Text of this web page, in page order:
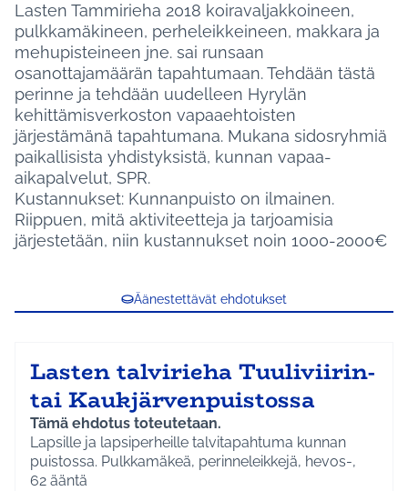
Lasten Tammirieha 2018 koiravaljakkoineen,
pulkkamäkineen, perheleikkeineen, makkara ja
mehupisteineen jne. sai runsaan
osanottajamäärän tapahtumaan. Tehdään tästä
perinne ja tehdään uudelleen Hyrylän
kehittämisverkoston vapaaehtoisten
järjestämänä tapahtumana. Mukana sidosryhmiä
paikallisista yhdistyksistä, kunnan vapaa-
aikapalvelut, SPR.
Kustannukset: Kunnanpuisto on ilmainen.
Riippuen, mitä aktiviteetteja ja tarjoamisia
järjestetään, niin kustannukset noin 1000-2000€
Äänestettävät ehdotukset
Lasten talvirieha Tuuliviirin-
tai Kaukjärvenpuistossa
Tämä ehdotus toteutetaan.
Lapsille ja lapsiperheille talvitapahtuma kunnan
puistossa. Pulkkamäkeä, perinneleikkejä, hevos-,
poni- tai huskyajelua, kunnan liikuntavaunu.
62 ääntä